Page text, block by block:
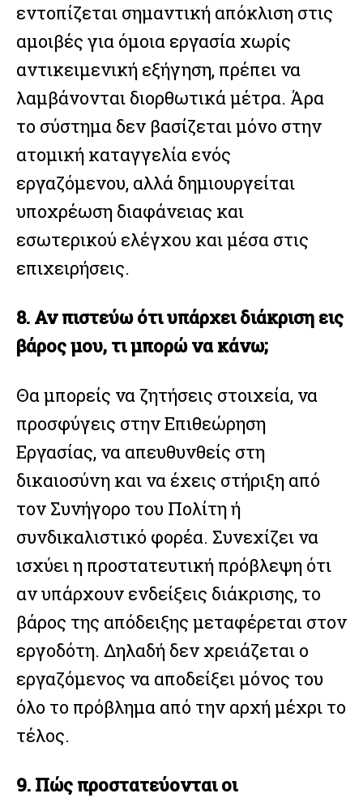
εντοπίζεται σημαντική απόκλιση στις
αμοιβές για όμοια εργασία χωρίς
αντικειμενική εξήγηση, πρέπει να
λαμβάνονται διορθωτικά μέτρα. Άρα
το σύστημα δεν βασίζεται μόνο στην
ατομική καταγγελία ενός
εργαζόμενου, αλλά δημιουργείται
υποχρέωση διαφάνειας και
εσωτερικού ελέγχου και μέσα στις
επιχειρήσεις.
8. Αν πιστεύω ότι υπάρχει διάκριση εις
βάρος μου, τι μπορώ να κάνω;
Θα μπορείς να ζητήσεις στοιχεία, να
προσφύγεις στην Επιθεώρηση
Εργασίας, να απευθυνθείς στη
δικαιοσύνη και να έχεις στήριξη από
τον Συνήγορο του Πολίτη ή
συνδικαλιστικό φορέα. Συνεχίζει να
ισχύει η προστατευτική πρόβλεψη ότι
αν υπάρχουν ενδείξεις διάκρισης, το
βάρος της απόδειξης μεταφέρεται στον
εργοδότη. Δηλαδή δεν χρειάζεται ο
εργαζόμενος να αποδείξει μόνος του
όλο το πρόβλημα από την αρχή μέχρι το
τέλος.
9. Πώς προστατεύονται οι